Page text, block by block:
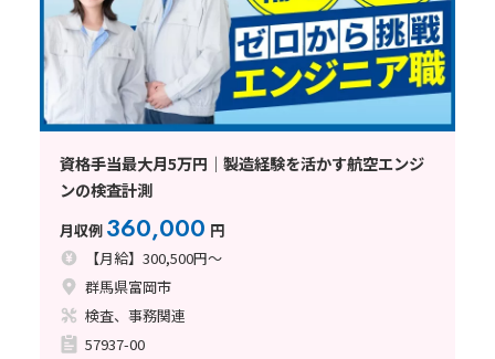
資格手当最大月5万円｜製造経験を活かす航空エンジ
ンの検査計測
月収例 360,000 円
【月給】300,500円～
群馬県富岡市
検査、事務関連
57937-00